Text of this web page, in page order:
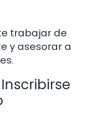
trabajar de
y asesorar a